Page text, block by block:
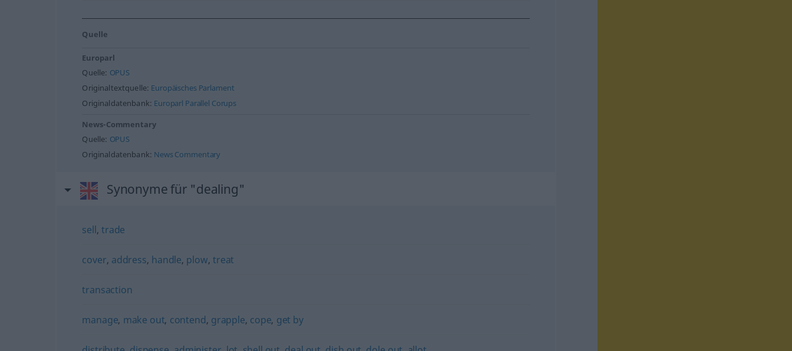
Quelle
Europarl
Quelle: OPUS
Originaltextquelle: Europäisches Parlament
Originaldatenbank: Europarl Parallel Corups
News-Commentary
Quelle: OPUS
Originaldatenbank: News Commentary
Synonyme für "dealing"
sell,trade
cover, address, handle, plow,treat
transaction
manage, make out, contend, grapple, cope, get by